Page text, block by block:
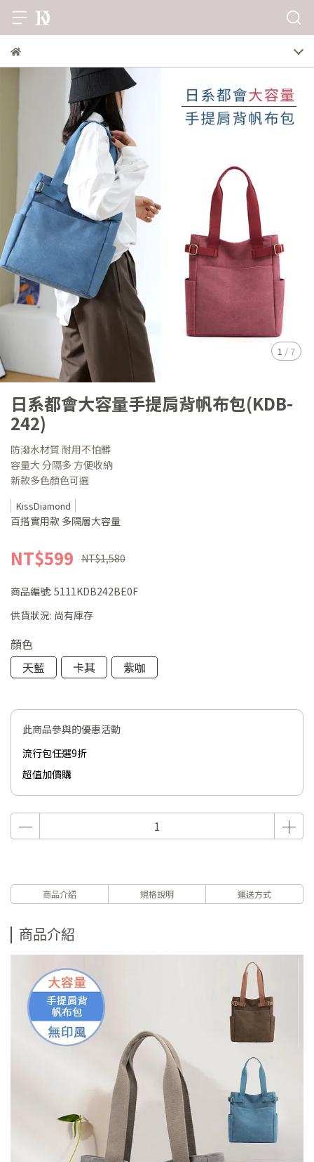
1 / 7
日系都會大容量手提肩背帆布包(KDB-
242)
防潑水材質 耐用不怕髒
容量大 分隔多 方便收納
新款多色顏色可選
KissDiamond
百搭實用款 多隔層大容量
NT$599 NT$1,580
商品編號: 5111KDB242BE0F
供貨狀況: 尚有庫存
顏色
天藍
卡其 紫咖
此商品參與的優惠活動
流行包任選9折
超值加價購
商品介紹 規格說明 運送方式
商品介紹